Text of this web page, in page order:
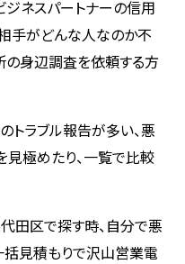
ジネスパートナーの信用
手がどんな人なのか不
の身辺調査を依頼する方
トラブル報告が多い、悪
極めたり、一覧で比較
田区で探す時、自分で悪
括見積もりで沢山営業電